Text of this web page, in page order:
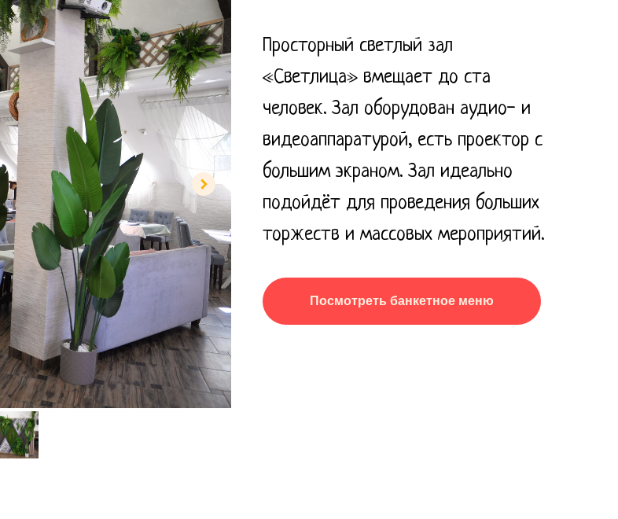
Просторный светлый зал
«Светлица» вмещает до ста
человек. Зал оборудован аудио- и
видеоаппаратурой, есть проектор с
большим экраном. Зал идеально
подойдёт для проведения больших
торжеств и массовых мероприятий.
Посмотреть банкетное меню